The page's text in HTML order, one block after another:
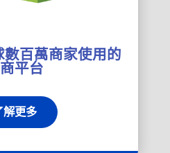
數百萬商家使用的
平台
解更多